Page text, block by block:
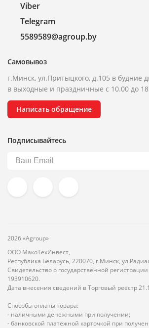
Viber
Telegram
5589589@agroup.by
Самовывоз
г.Минск, ул.Притыцкого, д.105 в будние
в выходные и праздничные с 10.00 до
Написать обращение
Подписывайтесь
2026 «Agroup»
ООО МакоТехИнвест,
Республика Беларусь, 220070, г.Минск,
Свидетельство о государственной
193910620.
Дата внесения сведений в Торговый реестр
Способы оплаты товара:
- наличными денежными при получении;
- банковской платёжной карточкой при